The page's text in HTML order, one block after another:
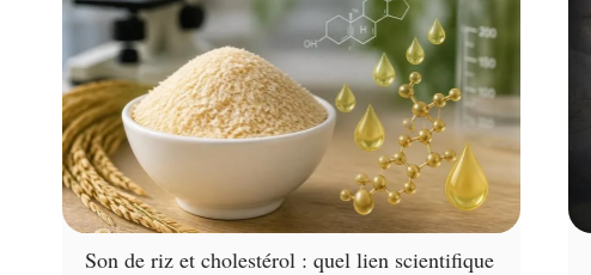
Son de riz et cholestérol : quel lien scientifique